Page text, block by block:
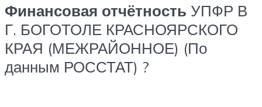
Финансовая отчётность УПФР В
Г. БОГОТОЛЕ КРАСНОЯРСКОГО
КРАЯ (МЕЖРАЙОННОЕ) (По
данным РОССТАТ) ?